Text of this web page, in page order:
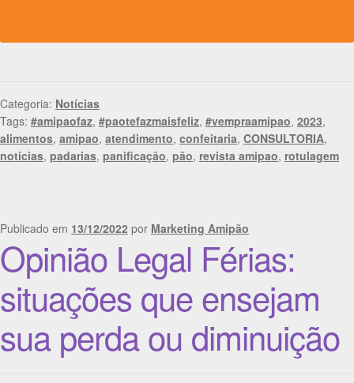
Categoria: Notícias
Tags: #amipaofaz, #paotefazmaisfeliz, #vempraamipao, 2023,
alimentos, amipao, atendimento, confeitaria, CONSULTORIA,
noticias, padarias, panificação, pão, revista amipao, rotulagem
Publicado em 13/12/2022 por Marketing Amipão
Opinião Legal Férias:
situações que ensejam
sua perda ou diminuição